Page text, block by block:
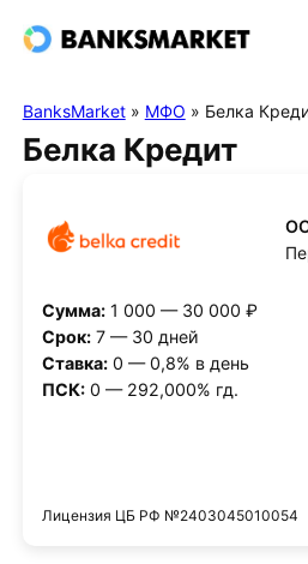
BanksMarket» МФО » Белка
Белка Кредит
Сумма:1 000 — 30 000 ₽
Срок:7 — 30 дней
Ставка:0 — 0,8% в день
ПСК:0 — 292,000% гд.
Лицензия ЦБ РФ №2403045010054